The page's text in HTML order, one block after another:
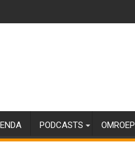
PODCASTS OMROEP